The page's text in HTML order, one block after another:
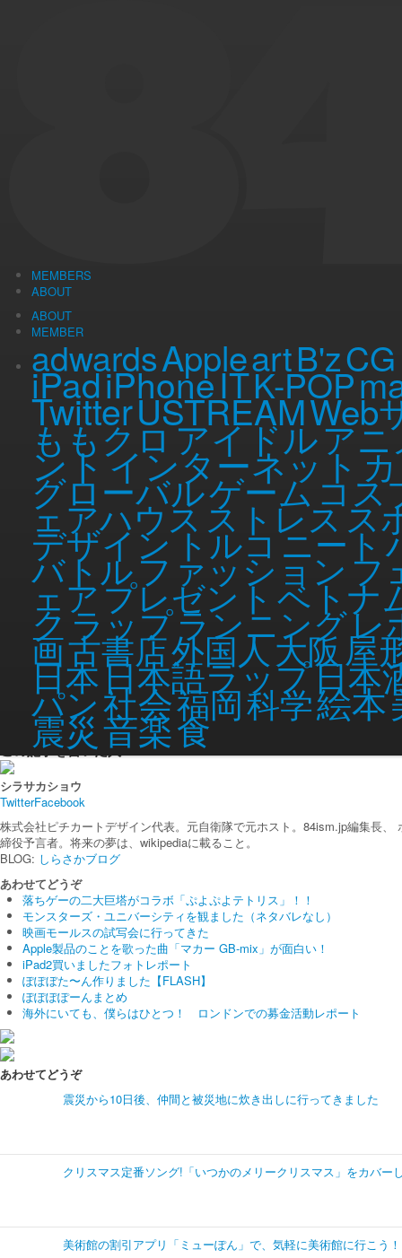
MEMBERS
ABOUT
ABOUT
MEMBER
adwardsAppleartB'zCG
iPadiPhoneITK-POP
TwitterUSTREAMWeb
ももクロアイドルア
ント インターネット
グローバルゲームコス
ェアハウス ストレスス
デザイントルコ ニート
バトルファッション フ
ェアプレゼント ベトナ
ク ラップランニングレ
画古書店外国人大阪 屋
日本日本語ラップ日本
パン社会福岡科学絵本
震災音楽食
土用の丑の日（どようのうしのひ）は、土用の間で日の
ふむふむ、十二支の丑が関係してそうなことは、なんとなくイメージ通りで
では、土用、とはどういう意味なのでしょうか。
土用（どよう）とは、暦における雑節の一つ。五行思想
る。一般的には、夏の土用を指すことが多く、夏の土用
なるほど、土用というのは、五行思想という季節の分け方をした時の、季
しょうか。
五行思想（ごぎょうしそう）または五行説（ごぎょうせ
土・金・水の5種類の元素からなるという説である。
また、5種類の元素は『互いに影響を与え合い、その生
する。西洋の四大元素説（四元素説）と比較される思想
…………。
謎がとけるどころか、深まるばかりです。まるで浦沢直樹漫画のようです。
お手上げです。ちゃんと詳しく知りたい方は、wikipediaみてください。
土用の丑の日 – Wikipedia
Tue, 27 Jul 2010
記事公開時の年齢 …25歳
連載コラム> しらさかコラム>「土用の丑の日」ってどういう意味？
SHARE?
この記事を書いた人
シラサカショウ
TwitterFacebook
株式会社ピチカートデザイン代表。元自衛隊で元ホスト。84ism.jp編集長
締役予言者。将来の夢は、wikipediaに載ること。
BLOG: しらさかブログ
あわせてどうぞ
落ちゲーの二大巨塔がコラボ「ぷよぷよテトリス」！！
モンスターズ・ユニバーシティを観ました（ネタバレなし）
映画モールスの試写会に行ってきた
Apple製品のことを歌った曲「マカー GB-mix」が面白い！
iPad2買いましたフォトレポート
ぽぽぼた〜ん作りました【FLASH】
ぽぽぽぽーんまとめ
海外にいても、僕らはひとつ！ ロンドンでの募金活動レポート
あわせてどうぞ
震災から10日後、仲間と被災地に炊き出しに行ってきました
クリスマス定番ソング!「いつかのメリークリスマス」をカバー
美術館の割引アプリ「ミューぽん」で、気軽に美術館に行こう！